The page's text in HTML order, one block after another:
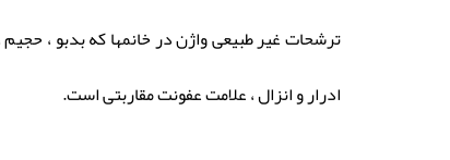
ترشحات غیر طبیعی واژن در خانمها که بدبو ،
ادرار و انزال ، علامت عفونت مقاربتی است.